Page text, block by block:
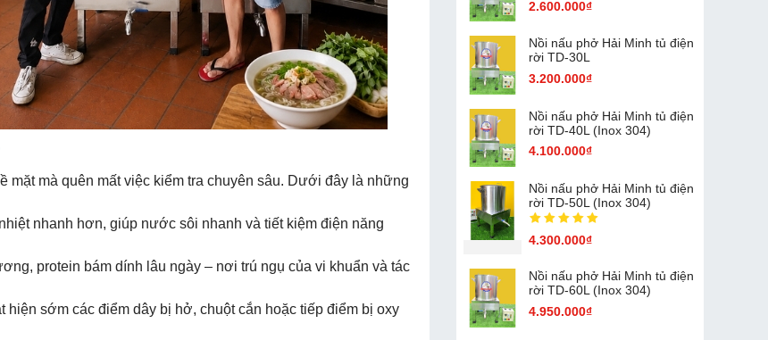
mặt mà quên mất việc kiểm tra chuyên sâu. Dưới đây là những
nhanh hơn, giúp nước sôi nhanh và tiết kiệm điện năng
protein bám dính lâu ngày – nơi trú ngụ của vi khuẩn và tác
sớm các điểm dây bị hở, chuột cắn hoặc tiếp điểm bị oxy
2.600.000₫
Nồi nấu phở Hải Minh tủ điện
rời TD-30L
3.200.000₫
Nồi nấu phở Hải Minh tủ điện
rời TD-40L (Inox 304)
4.100.000₫
Nồi nấu phở Hải Minh tủ điện
rời TD-50L (Inox 304)
4.300.000₫
Nồi nấu phở Hải Minh tủ điện
rời TD-60L (Inox 304)
4.950.000₫